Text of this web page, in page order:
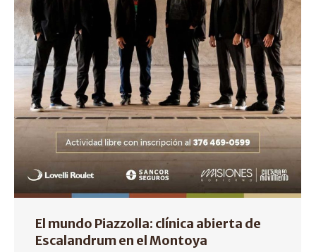
El mundo Piazzolla: clínica abierta de
Escalandrum en el Montoya